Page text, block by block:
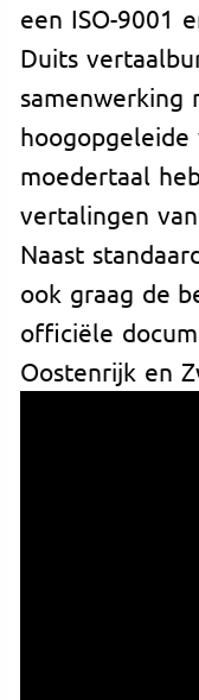
een ISO-9001
Duits
samenwerking
moedertaal
vertalingen
Naast
ook graag de
officiële
Oostenrijk en